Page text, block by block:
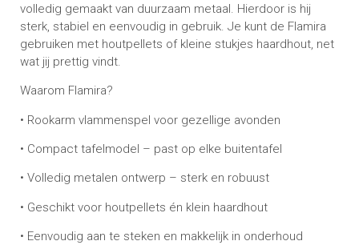
volledig gemaakt van duurzaam metaal. Hierdoor is hij
sterk, stabiel en eenvoudig in gebruik. Je kunt de Flamira
gebruiken met houtpellets of kleine stukjes haardhout, net
wat jij prettig vindt.
Waarom Flamira?
• Rookarm vlammenspel voor gezellige avonden
• Compact tafelmodel – past op elke buitentafel
• Volledig metalen ontwerp – sterk en robuust
• Geschikt voor houtpellets én klein haardhout
• Eenvoudig aan te steken en makkelijk in onderhoud